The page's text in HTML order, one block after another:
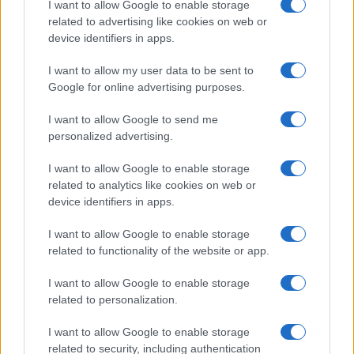
I want to allow Google to enable storage
related to advertising like cookies on web or
device identifiers in apps.
I want to allow my user data to be sent to
Google for online advertising purposes.
I want to allow Google to send me
personalized advertising.
I want to allow Google to enable storage
related to analytics like cookies on web or
device identifiers in apps.
I want to allow Google to enable storage
related to functionality of the website or app.
I want to allow Google to enable storage
related to personalization.
I want to allow Google to enable storage
related to security, including authentication
La tragedia diventa materia del racconto di Cenci:
un ritratto caustico ed efficace di quel che è stato
e che ancora è. Federico Cenci ci parla di un’Italia
cui il Canale Unico televisivo celebra gli aerei
carichi di beni che vengono dalla grande
Repubblica sorella della Stella Rossa; in cui gli
speaker della propaganda descrivono come
satrapo pazzo il premier di oltre cortina dalla
capigliatura bizzarra che ha osato mettere in
dubbio l’efficacia del nostro sistema.
Nella Berlino Est 2.0 risuonano gli slogan del
Mega Partito Unico: “State in casa! È per il vostro
bene!” E in un clima sempre più ostile, infestato